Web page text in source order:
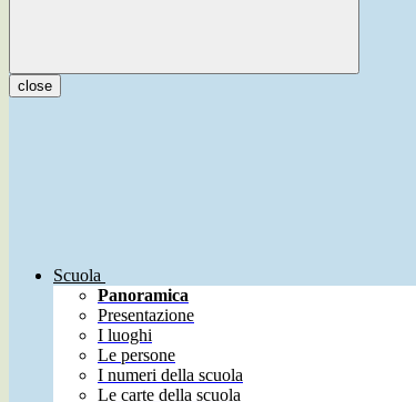
close
Scuola
Panoramica
Presentazione
I luoghi
Le persone
I numeri della scuola
Le carte della scuola